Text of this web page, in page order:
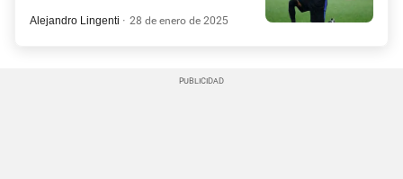
Alejandro Lingenti 28 de enero de 2025